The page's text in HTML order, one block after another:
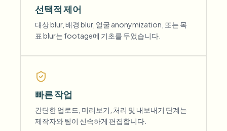
선택적 제어
대상 blur, 배경 blur, 얼굴 anonymization, 또는 목
표 blur는 footage에 기초를 두었습니다.
빠른 작업
간단한 업로드, 미리보기, 처리 및 내보내기 단계는
제작자와 팀이 신속하게 편집합니다.